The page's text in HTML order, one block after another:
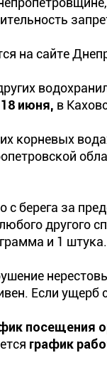
на сайте
июня, в
корневых
с берега за
другого
и 1 штука.
Если
посещения
график